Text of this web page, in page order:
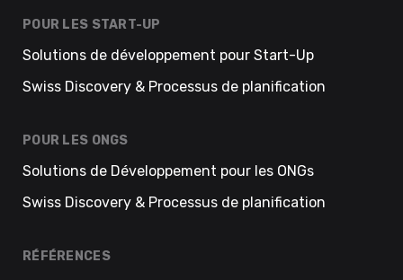
POUR LES START-UP
Solutions de développement pour Start-Up
Swiss Discovery & Processus de planification
POUR LES ONGS
Solutions de Développement pour les ONGs
Swiss Discovery & Processus de planification
RÉFÉRENCES